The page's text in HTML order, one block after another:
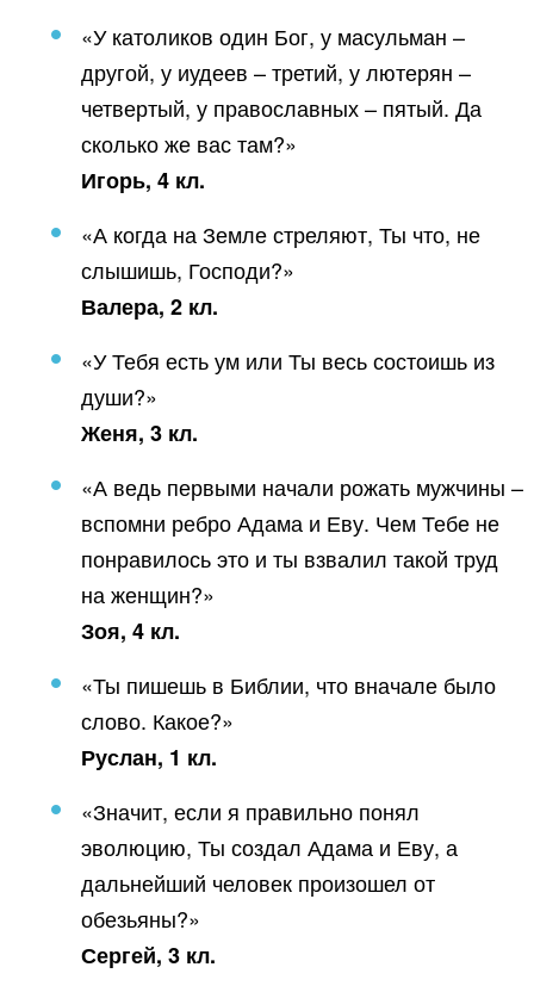
«У католиков один Бог, у масульман –
другой, у иудеев – третий, у лютерян –
четвертый, у православных – пятый. Да
сколько же вас там?»
Игорь, 4 кл.
«А когда на Земле стреляют, Ты что, не
слышишь, Господи?»
Валера, 2 кл.
«У Тебя есть ум или Ты весь состоишь из
души?»
Женя, 3 кл.
«А ведь первыми начали рожать мужчины –
вспомни ребро Адама и Еву. Чем Тебе не
понравилось это и ты взвалил такой труд
на женщин?»
Зоя, 4 кл.
«Ты пишешь в Библии, что вначале было
слово. Какое?»
Руслан, 1 кл.
«Значит, если я правильно понял
эволюцию, Ты создал Адама и Еву, а
дальнейший человек произошел от
обезьяны?»
Сергей, 3 кл.